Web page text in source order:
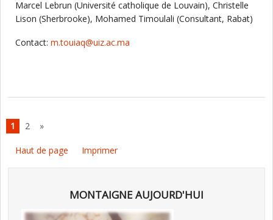
Marcel Lebrun (Université catholique de Louvain), Christelle
Lison (Sherbrooke), Mohamed Timoulali (Consultant, Rabat)
Contact: m.touiaq@uiz.ac.ma
1 2 »
Haut de page Imprimer
MONTAIGNE AUJOURD'HUI